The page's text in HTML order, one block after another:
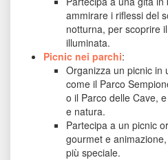
ammirare i riflessi del
notturna, per scoprire
illuminata.
Picnic nei parchi:
Organizza un picnic in
come il Parco
o il Parco delle Cave,
e natura.
Partecipa a un picnic
gourmet e
più speciale.